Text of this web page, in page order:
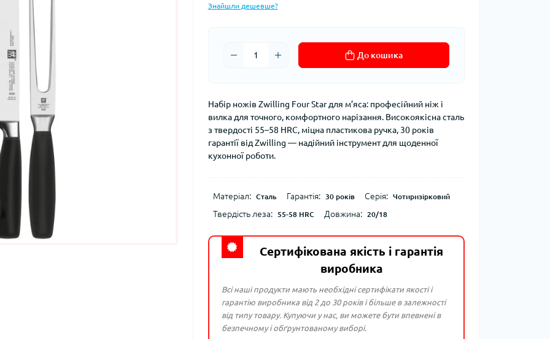
Знайшли дешевше?
До кошика
Набір ножів Zwilling Four Star для м’яса: професійний ніж і
вилка для точного, комфортного нарізання. Високоякісна сталь
з твердості 55–58 HRC, міцна пластикова ручка, 30 років
гарантії від Zwilling — надійний інструмент для щоденної
кухонної роботи.
Матеріал: Сталь Гарантія: 30 років Серія: Чотиризірковий
Твердість леза: 55-58 HRC Довжина: 20/18
Сертифікована якість і гарантія
виробника
Всі наші продукти мають необхідні сертифікати якості і
гарантію виробника від 2 до 30 років і більше в залежності
від типу товару. Купуючи у нас, ви можете бути впевнені в
безпечному і обґрунтованому виборі.